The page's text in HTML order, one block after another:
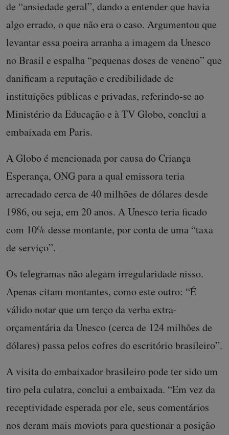
de “ansiedade geral”, dando a entender que havia
algo errado, o que não era o caso. Argumentou que
levantar essa poeira arranha a imagem da Unesco
no Brasil e espalha “pequenas doses de veneno” que
danificam a reputação e credibilidade de
instituições públicas e privadas, referindo-se ao
Ministério da Educação e à TV Globo, conclui a
embaixada em Paris.
A Globo é mencionada por causa do Criança
Esperança, ONG para a qual emissora teria
arrecadado cerca de 40 milhões de dólares desde
1986, ou seja, em 20 anos. A Unesco teria ficado
com 10% desse montante, por conta de uma “taxa
de serviço”.
Os telegramas não alegam irregularidade nisso.
Apenas citam montantes, como este outro: “É
válido notar que um terço da verba extra-
orçamentária da Unesco (cerca de 124 milhões de
dólares) passa pelos cofres do escritório brasileiro”.
A visita do embaixador brasileiro pode ter sido um
tiro pela culatra, conclui a embaixada. “Em vez da
receptividade esperada por ele, seus comentários
nos deram mais moviots para questionar a posição